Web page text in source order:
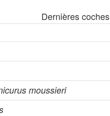
Dernières coches
moussieri